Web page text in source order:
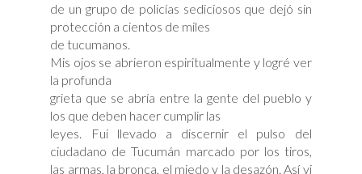
de un grupo de policías sediciosos que dejó sin
protección a cientos de miles
de tucumanos.
Mis ojos se abrieron espiritualmente y logré ver
la profunda
grieta que se abría entre la gente del pueblo y
los que deben hacer cumplir las
leyes. Fui llevado a discernir el pulso del
ciudadano de Tucumán marcado por los tiros,
las armas, la bronca, el miedo y la desazón. Así vi